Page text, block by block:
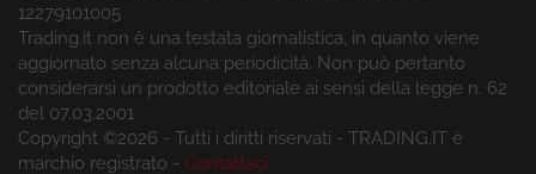
12279101005
Trading.it non è una testata giornalistica, in quanto viene
aggiornato senza alcuna periodicità. Non può pertanto
considerarsi un prodotto editoriale ai sensi della legge n. 62
del 07.03.2001
Copyright ©2026 - Tutti i diritti riservati - TRADING.IT è
marchio registrato - Contattaci